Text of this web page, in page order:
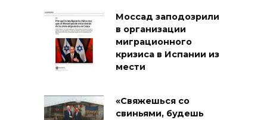
Моссад заподозрили
в организации
миграционного
кризиса в Испании из
мести
«Свяжешься со
свиньями, будешь